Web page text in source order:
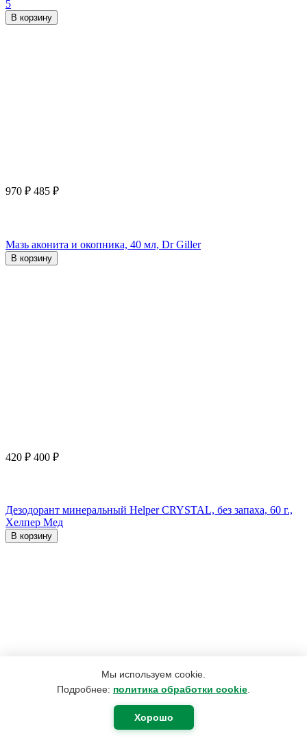
Мы используем cookie.
Подробнее: политика обработки cookie
Хорошо
5
В корзину
970 ₽ 485 ₽
Мазь аконита и окопника, 40 мл, Dr Giller
В корзину
420 ₽ 400 ₽
Дезодорант минеральный Helper CRYSTAL, без запаха, 60 г.,
Хелпер Мед
В корзину